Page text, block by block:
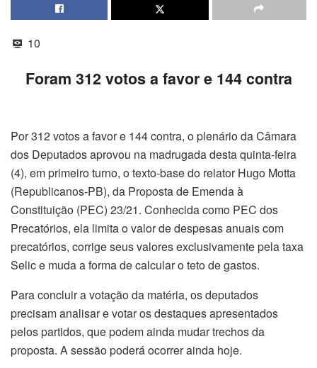
10
Foram 312 votos a favor e 144 contra
Por 312 votos a favor e 144 contra, o plenário da Câmara
dos Deputados aprovou na madrugada desta quinta-feira
(4), em primeiro turno, o texto-base do relator Hugo Motta
(Republicanos-PB), da Proposta de Emenda à
Constituição (PEC) 23/21. Conhecida como PEC dos
Precatórios, ela limita o valor de despesas anuais com
precatórios, corrige seus valores exclusivamente pela taxa
Selic e muda a forma de calcular o teto de gastos.
Para concluir a votação da matéria, os deputados
precisam analisar e votar os destaques apresentados
pelos partidos, que podem ainda mudar trechos da
proposta. A sessão poderá ocorrer ainda hoje.